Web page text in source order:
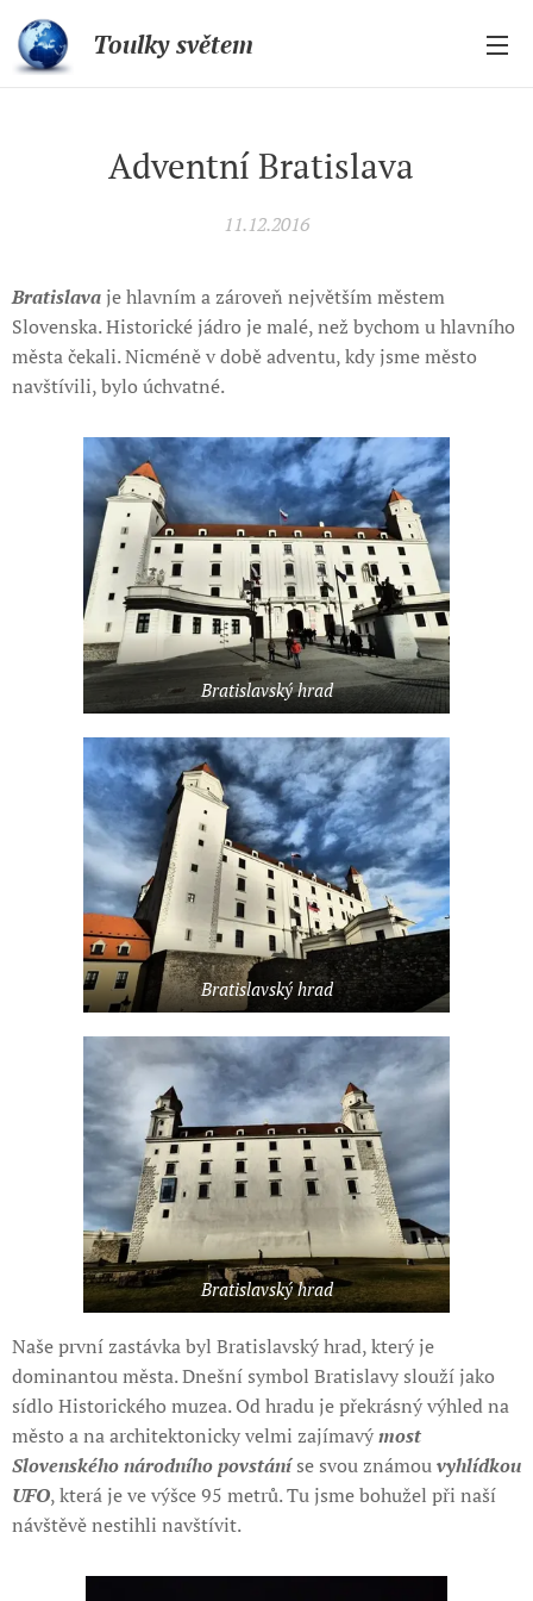
Toulky světem
Adventní Bratislava
11.12.2016
Bratislavaje hlavním a zároveň největším městem
Slovenska. Historické jádro je malé, než bychom u hlavního
města čekali. Nicméně v době adventu, kdy jsme město
navštívili, bylo úchvatné.
Bratislavský hrad
Bratislavský hrad
Bratislavský hrad
Naše první zastávka byl Bratislavský hrad, který je
dominantou města. Dnešní symbol Bratislavy slouží jako
sídlo Historického muzea. Od hradu je překrásný výhled na
město a na architektonicky velmi zajímavýmost
Slovenského národního povstáníse svou známouvyhlídkou
UFO, která je ve výšce 95 metrů. Tu jsme bohužel při naší
návštěvě nestihli navštívit.